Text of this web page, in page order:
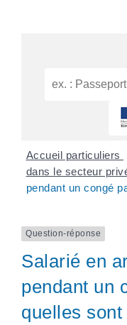
Accueil particuliers
dans le secteur
pendant un congé
Question-réponse
Salarié en
pendant un
quelles